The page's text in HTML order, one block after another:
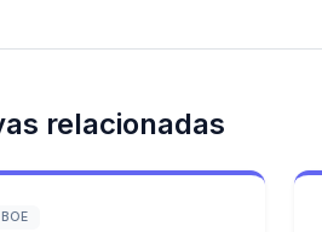
relacionadas
BOE